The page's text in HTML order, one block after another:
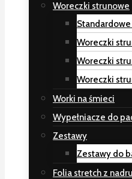
Woreczki strunowe
Woreczki
Woreczki
Woreczki
Worki na śmieci
Wypełniacze do
Zestawy
Zestawy do
Folia stretch z